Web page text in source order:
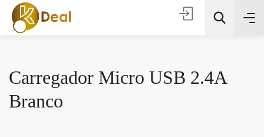
Carregador Micro USB 2.4A
Branco